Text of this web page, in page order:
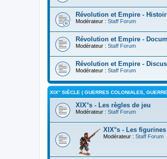
Révolution et Empire -
Modérateur : Staff Forum
Révolution et Empire -
Modérateur : Staff Forum
Révolution et Empire -
Modérateur : Staff Forum
XIX° SIÈCLE ( GUERRES COLONIALES,
XIX°s - Les règles de jeu
Modérateur : Staff Forum
XIX°s - Les figurines
Modérateur : Staff Forum